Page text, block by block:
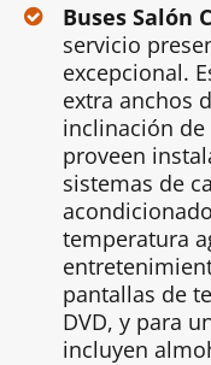
Buses Salón
servicio
excepcional.
extra anchos
inclinación de
proveen
sistemas de
temperatura
pantallas de
DVD, y para
incluyen